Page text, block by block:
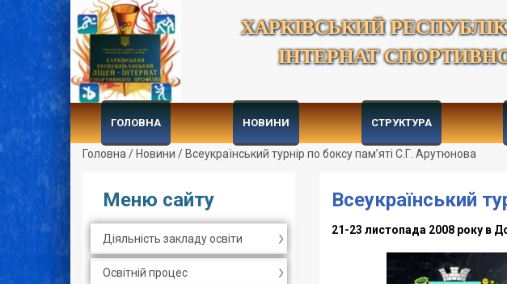
ХАРКІВСЬКИЙ
ІНТЕРНАТ
ГОЛОВНА НОВИНИ СТРУКТУРА
Головна / Новини / Всеукраїнський турнір по боксу пам’яті С.Г. Арутюнова
Меню сайту
Діяльність закладу освіти
Освітній процес
Всеукраїнський
21-23 листопада 2008 року в